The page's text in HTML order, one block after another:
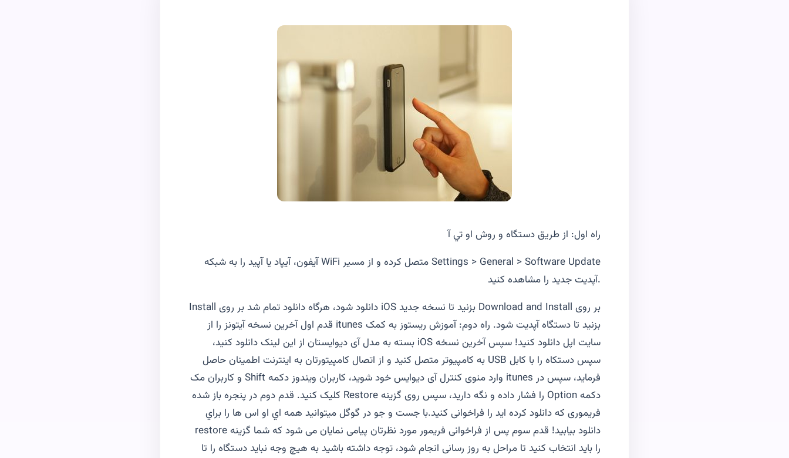
راه اول: از طریق دستگاه و روش او تي آ
آیفون، آیپاد یا آپید را به شبکه WiFi متصل کرده و از مسیر Settings > General > Software Update
آپدیت جدید را مشاهده کنید.
بر روی Download and Install بزنید تا نسخه جدید iOS دانلود شود، هرگاه دانلود تمام شد بر روی Install
بزنید تا دستگاه آپدیت شود. راه دوم: آموزش ریستوز به کمک itunes قدم اول آخرین نسخه آیتونز را از
سايت اپل دانلود کنید! سپس آخرین نسخه iOS بسته به مدل آی دیوایستان از این لینک دانلود کنید،
سپس دستکاه را با کابل USB به کامپیوتر متصل کنید و از اتصال کامپیتورتان به اینترنت اطمینان حاصل
فرماید، سپس در itunes وارد منوی کنترل آی دیوایس خود شوید، کاربران ویندوز دکمه Shift و کاربران مک
دکمه Option را فشار داده و نگه دارید، سپس روی گزینه Restore کلیک کنید. قدم دوم در پنجره باز شده
فریموری که دانلود کرده اید را فراخوانی کنید.با جست و جو در گوگل ميتوانيد همه اي او اس ها را براي
دانلود بيابيد! قدم سوم پس از فراخوانی فریمور مورد نظرتان پیامی نمایان می شود که شما گزینه restore
را باید انتخاب کنید تا مراحل به روز رسانی انجام شود، توجه داشته باشید به هیچ وجه نباید دستگاه را تا